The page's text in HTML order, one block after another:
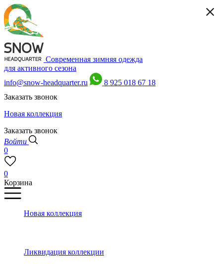
Современная зимняя одежда
для активного сезона
info@snow-headquarter.ru
8 925 018 67 18
Заказать звонок
Новая коллекция
Заказать звонок
Войти
0
0
Корзина
Новая коллекция
Ликвидация коллекции